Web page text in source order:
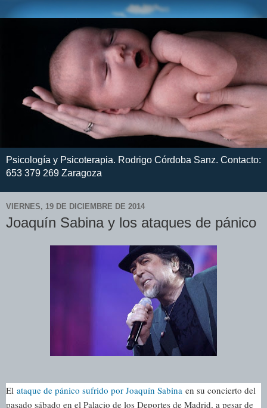
Psicología y Psicoterapia. Rodrigo Córdoba Sanz. Contacto:
653 379 269 Zaragoza
VIERNES, 19 DE DICIEMBRE DE 2014
Joaquín Sabina y los ataques de pánico
El ataque de pánico sufrido por Joaquín Sabina en su concierto del
pasado sábado en el Palacio de los Deportes de Madrid, a pesar de